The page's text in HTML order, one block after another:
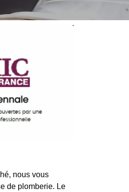
nous vous
de plomberie. Le